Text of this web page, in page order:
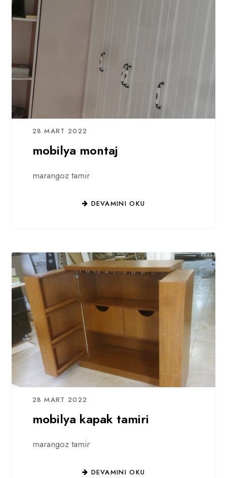
28 MART 2022
mobilya montaj
marangoz tamir
DEVAMINI OKU
28 MART 2022
mobilya kapak tamiri
marangoz tamir
DEVAMINI OKU